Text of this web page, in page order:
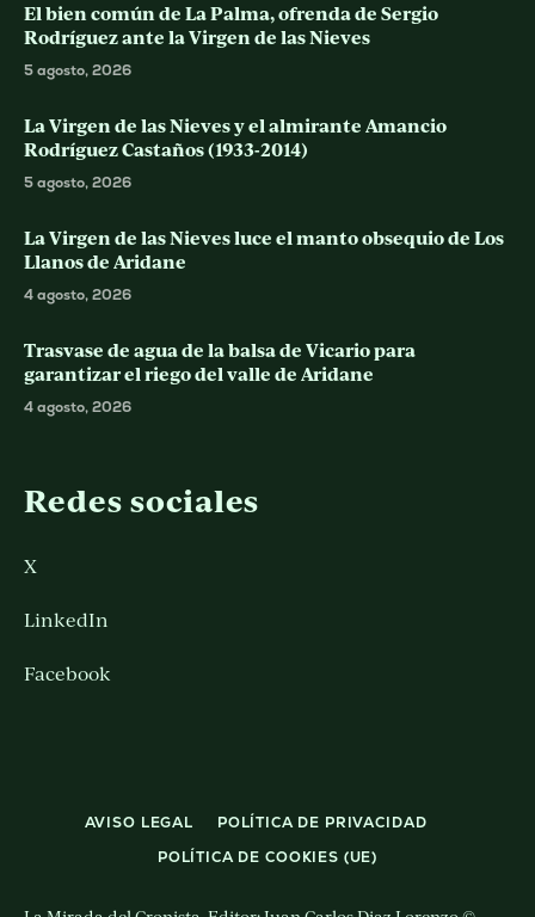
El bien común de La Palma, ofrenda de Sergio
Rodríguez ante la Virgen de las Nieves
5 agosto, 2026
La Virgen de las Nieves y el almirante Amancio
Rodríguez Castaños (1933-2014)
5 agosto, 2026
La Virgen de las Nieves luce el manto obsequio de Los
Llanos de Aridane
4 agosto, 2026
Trasvase de agua de la balsa de Vicario para
garantizar el riego del valle de Aridane
4 agosto, 2026
Redes sociales
X
LinkedIn
Facebook
AVISO LEGAL
POLÍTICA DE PRIVACIDAD
POLÍTICA DE COOKIES (UE)